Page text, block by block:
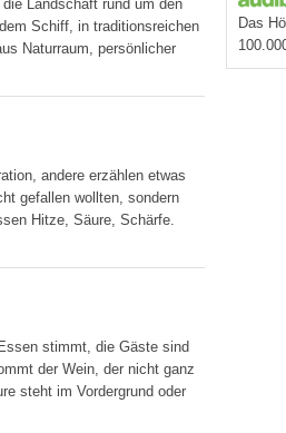
Landschaft rund um den
Schiff, in traditionsreichen
Naturraum, persönlicher
andere erzählen etwas
gefallen wollten, sondern
Hitze, Säure, Schärfe.
stimmt, die Gäste sind
der Wein, der nicht ganz
steht im Vordergrund oder
Das